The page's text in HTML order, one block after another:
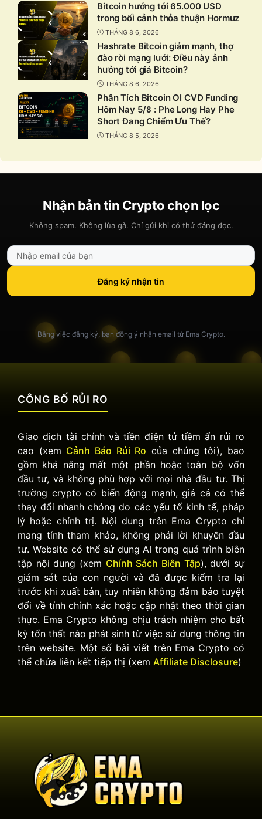
Bitcoin hướng tới 65.000 USD
trong bối cảnh thỏa thuận Hormuz
THÁNG 8 6, 2026
Hashrate Bitcoin giảm mạnh, thợ
đào rời mạng lưới: Điều này ảnh
hưởng tới giá Bitcoin?
THÁNG 8 6, 2026
Phân Tích Bitcoin OI CVD Funding
Hôm Nay 5/8 : Phe Long Hay Phe
Short Đang Chiếm Ưu Thế?
THÁNG 8 5, 2026
Nhận bản tin Crypto chọn lọc
Không spam. Không lùa gà. Chỉ gửi khi có thứ đáng đọc.
Đăng ký nhận tin
Bằng việc đăng ký, bạn đồng ý nhận email từ Ema Crypto.
CÔNG BỐ RỦI RO
Giao dịch tài chính và tiền điện tử tiềm ẩn rủi ro
cao (xem Cảnh Báo Rủi Ro của chúng tôi), bao
gồm khả năng mất một phần hoặc toàn bộ vốn
đầu tư, và không phù hợp với mọi nhà đầu tư. Thị
trường crypto có biến động mạnh, giá cả có thể
thay đổi nhanh chóng do các yếu tố kinh tế, pháp
lý hoặc chính trị. Nội dung trên Ema Crypto chỉ
mang tính tham khảo, không phải lời khuyên đầu
tư. Website có thể sử dụng AI trong quá trình biên
tập nội dung (xem Chính Sách Biên Tập), dưới sự
giám sát của con người và đã được kiểm tra lại
trước khi xuất bản, tuy nhiên không đảm bảo tuyệt
đối về tính chính xác hoặc cập nhật theo thời gian
thực. Ema Crypto không chịu trách nhiệm cho bất
kỳ tổn thất nào phát sinh từ việc sử dụng thông tin
trên website. Một số bài viết trên Ema Crypto có
thể chứa liên kết tiếp thị (xem Affiliate Disclosure)